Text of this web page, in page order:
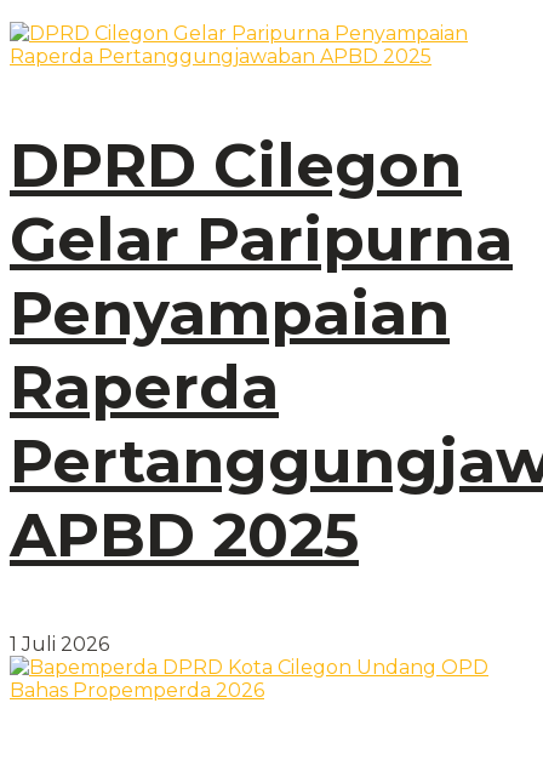
DPRD Cilegon
Gelar Paripurna
Penyampaian
Raperda
APBD 2025
1 Juli 2026